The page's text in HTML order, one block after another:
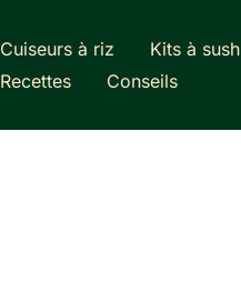
Cuiseurs à riz Kits à
Recettes
Conseils